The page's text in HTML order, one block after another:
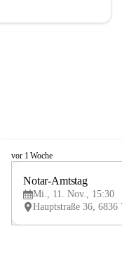
V
vor 1 Woche
Notar-Amtstag
Mi., 11. Nov., 15:30